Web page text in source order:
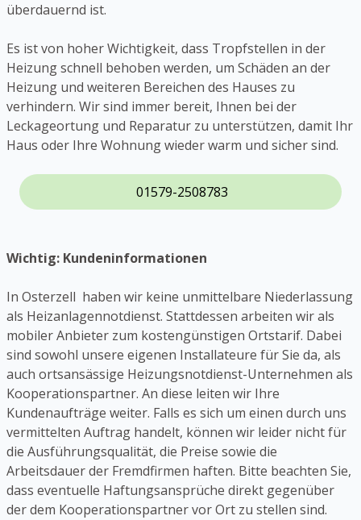
überdauernd ist.
Es ist von hoher Wichtigkeit, dass Tropfstellen in der
Heizung schnell behoben werden, um Schäden an der
Heizung und weiteren Bereichen des Hauses zu
verhindern. Wir sind immer bereit, Ihnen bei der
Leckageortung und Reparatur zu unterstützen, damit Ihr
Haus oder Ihre Wohnung wieder warm und sicher sind.
01579-2508783
Wichtig: Kundeninformationen
In Osterzell haben wir keine unmittelbare Niederlassung
als Heizanlagennotdienst. Stattdessen arbeiten wir als
mobiler Anbieter zum kostengünstigen Ortstarif. Dabei
sind sowohl unsere eigenen Installateure für Sie da, als
auch ortsansässige Heizungsnotdienst-Unternehmen als
Kooperationspartner. An diese leiten wir Ihre
Kundenaufträge weiter. Falls es sich um einen durch uns
vermittelten Auftrag handelt, können wir leider nicht für
die Ausführungsqualität, die Preise sowie die
Arbeitsdauer der Fremdfirmen haften. Bitte beachten Sie,
dass eventuelle Haftungsansprüche direkt gegenüber
der dem Kooperationspartner vor Ort zu stellen sind.